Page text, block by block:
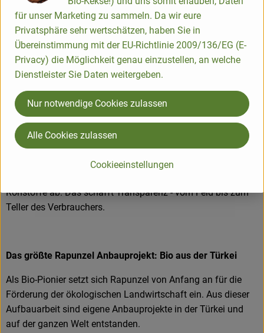
Produktqualität steht bei Rapunzel an erster Stelle. Das
Qualitätssicherungs-Team nimmt daher eine
Schlüsselposition im Unternehmen ein. Die Kontrollen der
Rohstoffe beginnen bereits auf dem Feld. Bei Wareneingang
werden alle Rohstoffe und Produkte beprobt. Zusätzlich
werden sie durch anerkannte externe Labors unabhängig
analysiert.
Wie schon zu Beginn liegen Rapunzel auch heute die
persönlichen Kontakte zu den Lieferanten und langfristige
Partnerschaften besonders am Herzen. Besuche vor Ort,
Beratung durch eigene Agrar-Ingenieure und der rege
Rohstoffe ab. Das schafft Transparenz - vom Feld bis zum
Teller des Verbrauchers.
Das größte Rapunzel Anbauprojekt: Bio aus der Türkei
Als Bio-Pionier setzt sich Rapunzel von Anfang an für die
Förderung der ökologischen Landwirtschaft ein. Aus dieser
Aufbauarbeit sind eigene Anbauprojekte in der Türkei und
auf der ganzen Welt entstanden.
für unser Marketing zu sammeln. Da wir eure
Privatsphäre sehr wertschätzen, haben Sie in
Übereinstimmung mit der EU-Richtlinie 2009/136/EG (E-
Privacy) die Möglichkeit genau einzustellen, an welche
Dienstleister Sie Daten weitergeben.
Cookieeinstellungen
Nur notwendige Cookies zulassen
Alle Cookies zulassen